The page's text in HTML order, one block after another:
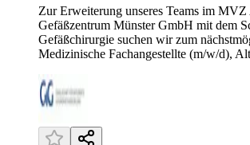
Zur Erweiterung unseres Teams im MVZ
Gefäßzentrum Münster GmbH mit dem
Gefäßchirurgie suchen wir zum
Medizinische Fachangestellte (m/w/d),